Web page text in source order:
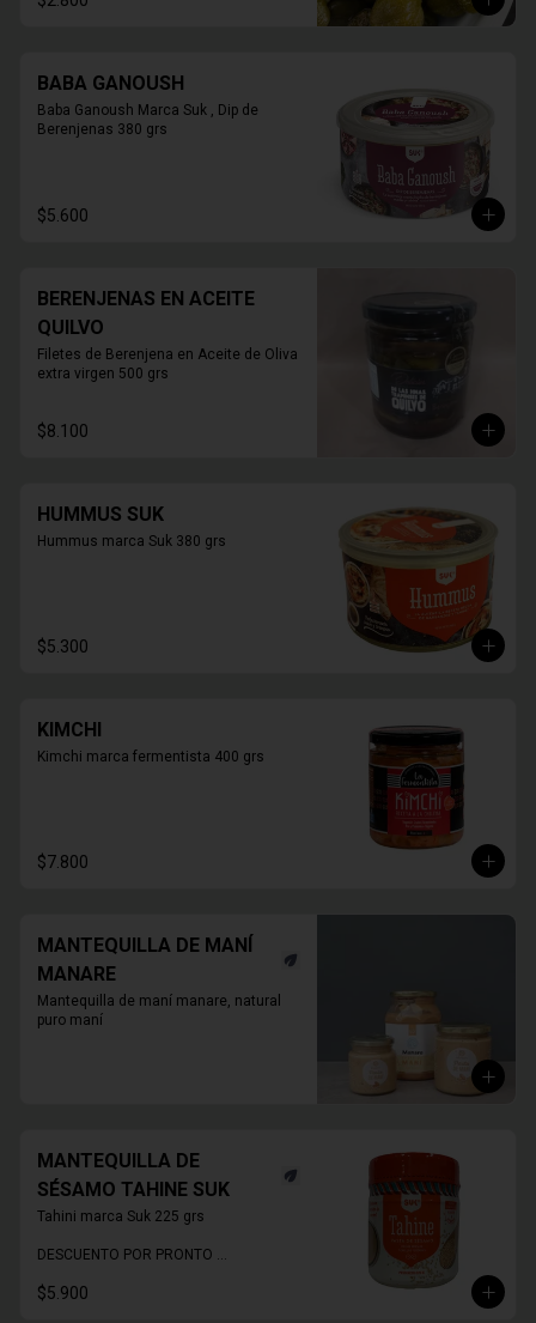
BABA GANOUSH
Baba Ganoush Marca Suk , Dip de
Berenjenas 380 grs
$5.600
BERENJENAS EN ACEITE
QUILVO
Filetes de Berenjena en Aceite de Oliva
extra virgen 500 grs
$8.100
HUMMUS SUK
Hummus marca Suk 380 grs
$5.300
KIMCHI
Kimchi marca fermentista 400 grs
$7.800
MANTEQUILLA DE MANÍ
MANARE
Mantequilla de maní manare, natural
puro maní
MANTEQUILLA DE
SÉSAMO TAHINE SUK
Tahini marca Suk 225 grs
DESCUENTO POR PRONTO
$5.900